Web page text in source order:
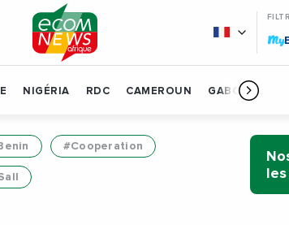
My
NIGÉRIA RDC CAMEROUN GABON
#Cooperation